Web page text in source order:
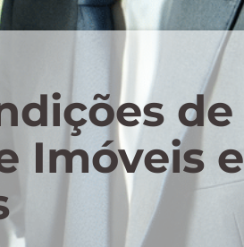
de
Imóveis e